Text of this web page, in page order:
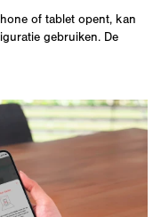
of tablet opent, kan
gebruiken. De